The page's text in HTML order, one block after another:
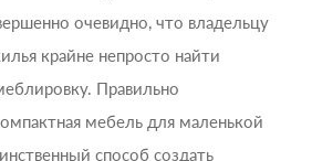
очевидно, что владельцу
крайне непросто найти
Правильно
мебель для маленькой
способ создать